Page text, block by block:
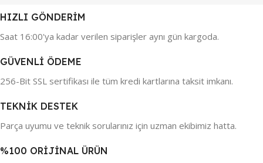
HIZLI GÖNDERİM
Saat 16:00'ya kadar verilen siparişler aynı gün kargoda.
GÜVENLİ ÖDEME
256-Bit SSL sertifikası ile tüm kredi kartlarına taksit imkanı.
TEKNİK DESTEK
Parça uyumu ve teknik sorularınız için uzman ekibimiz hatta.
%100 ORİJİNAL ÜRÜN